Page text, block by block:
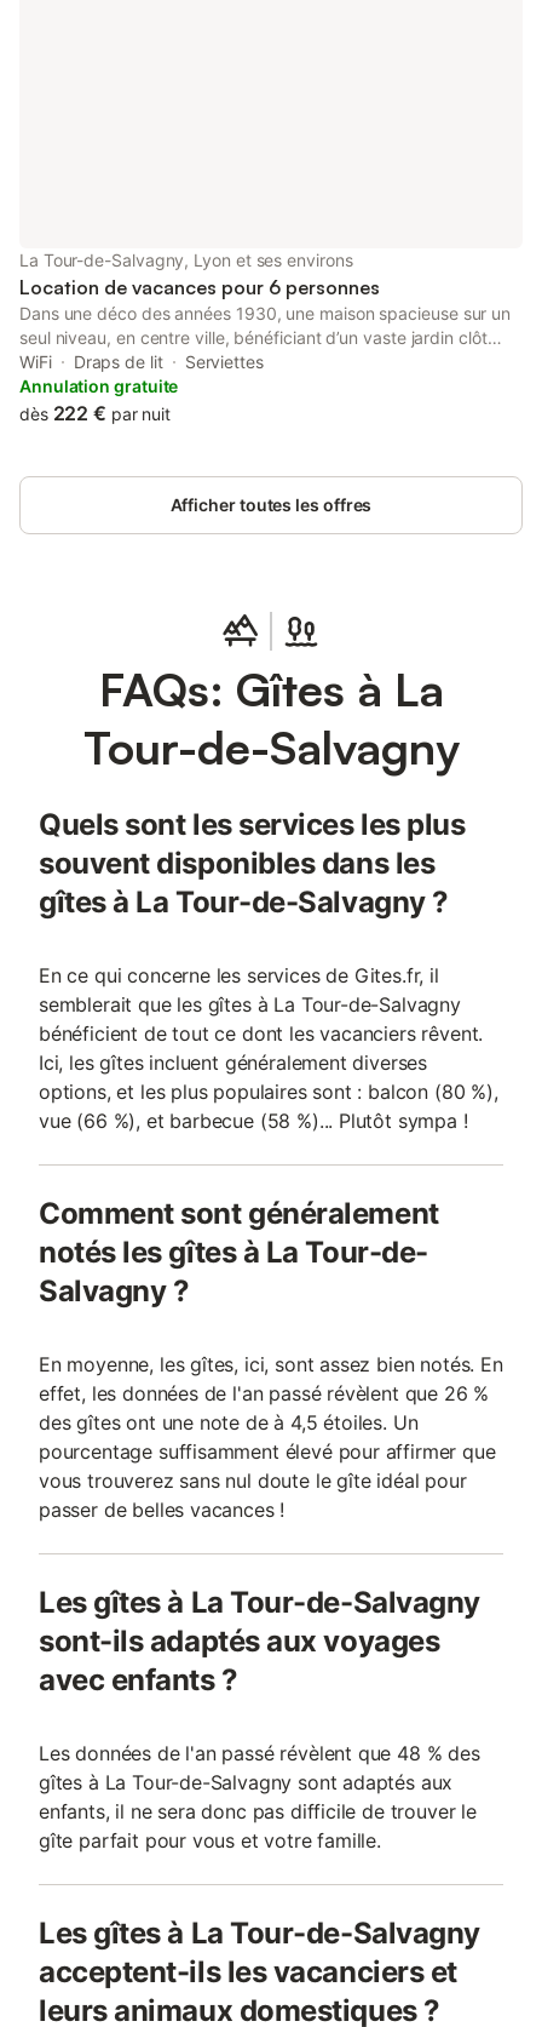
La Tour-de-Salvagny, Lyon et ses environs
Location de vacances pour 6 personnes
Dans une déco des années 1930, une maison spacieuse sur un
seul niveau, en centre ville, bénéficiant d’un vaste jardin clôt
doté de 8 platanes. Un environnement idéal pour la vie en
famille à proximité d’écoles , de parcs , du Casino de
Charbonnières et d’un golf.
WiFi Draps de lit
Serviettes
Annulation gratuite
dès 222 € par nuit
Afficher toutes les offres
FAQs: Gîtes à La
Tour-de-Salvagny
Quels sont les services les plus
souvent disponibles dans les
gîtes à La Tour-de-Salvagny ?
En ce qui concerne les services de Gites.fr, il
semblerait que les gîtes à La Tour-de-Salvagny
bénéficient de tout ce dont les vacanciers rêvent.
Ici, les gîtes incluent généralement diverses
options, et les plus populaires sont : balcon (80 %),
vue (66 %), et barbecue (58 %)... Plutôt sympa !
Comment sont généralement
notés les gîtes à La Tour-de-
Salvagny ?
En moyenne, les gîtes, ici, sont assez bien notés. En
effet, les données de l'an passé révèlent que 26 %
des gîtes ont une note de à 4,5 étoiles. Un
pourcentage suffisamment élevé pour affirmer que
vous trouverez sans nul doute le gîte idéal pour
passer de belles vacances !
Les gîtes à La Tour-de-Salvagny
sont-ils adaptés aux voyages
avec enfants ?
Les données de l'an passé révèlent que 48 % des
gîtes à La Tour-de-Salvagny sont adaptés aux
enfants, il ne sera donc pas difficile de trouver le
gîte parfait pour vous et votre famille.
Les gîtes à La Tour-de-Salvagny
acceptent-ils les vacanciers et
leurs animaux domestiques ?